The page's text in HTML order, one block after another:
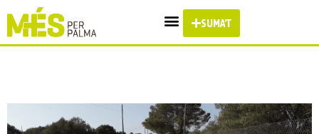
SUMA'T